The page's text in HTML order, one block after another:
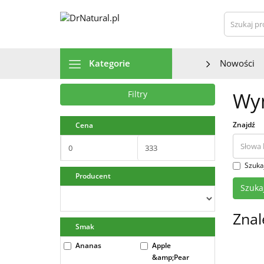
Kategorie Nowości
Filtry
Cena
Producent
Smak
Ananas
Apple
&amp;Pear
Znajdź